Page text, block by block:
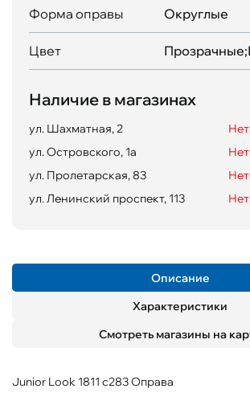
Форма оправы Округлые
Цвет
Наличие в магазинах
ул. Шахматная, 2
ул. Островского, 1а
ул. Пролетарская, 83
ул. Ленинский проспект, 113
Описание
Характеристики
Смотреть магазины на
Junior Look 1811 c283 Оправа